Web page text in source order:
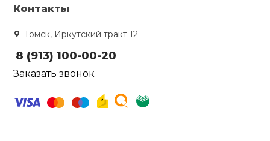
Контакты
Томск, Иркутский тракт 12
8 (913) 100-00-20
Заказать звонок